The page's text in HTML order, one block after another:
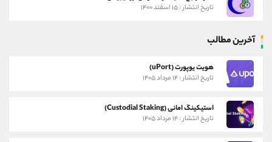
تاریخ انتشار : ۱۵ اسفند ۱۴۰۰
آخرین مطالب
هویت یوپورت (uPort)
تاریخ انتشار : ۱۴ مرداد ۱۴۰۵
استیکینگ امانی (Custodial Staking)
تاریخ انتشار : ۱۴ مرداد ۱۴۰۵